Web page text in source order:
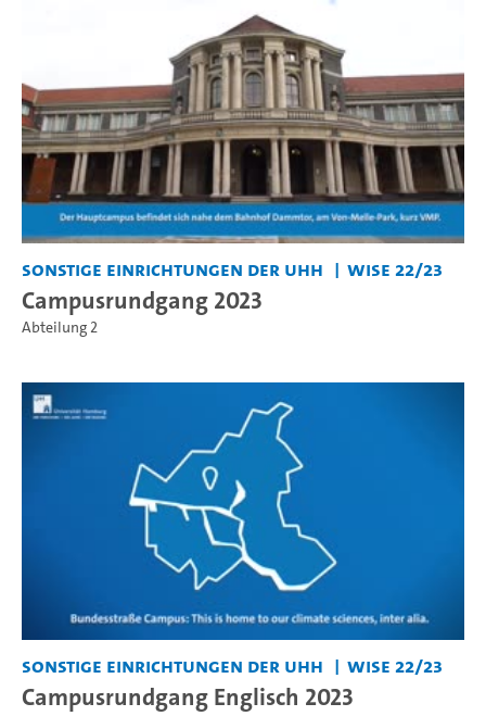
Sonstige Einrichtungen der UHH WiSe 22/23
Campusrundgang 2023
Abteilung 2
Sonstige Einrichtungen der UHH WiSe 22/23
Campusrundgang Englisch 2023